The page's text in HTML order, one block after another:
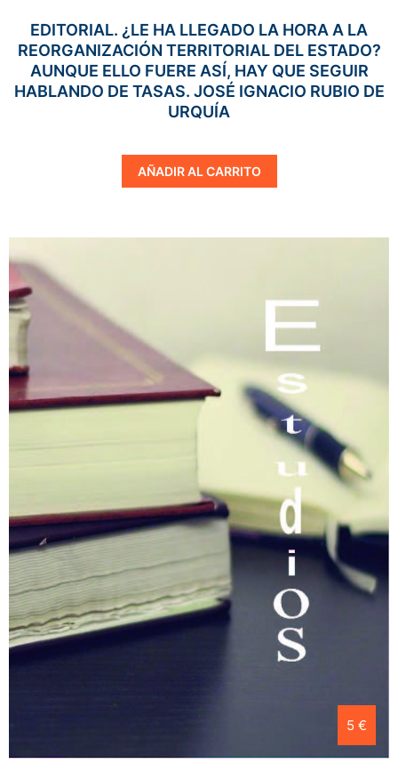
EDITORIAL. ¿LE HA LLEGADO LA HORA A LA
REORGANIZACIÓN TERRITORIAL DEL ESTADO?
AUNQUE ELLO FUERE ASÍ, HAY QUE SEGUIR
HABLANDO DE TASAS. JOSÉ IGNACIO RUBIO DE
URQUÍA
AÑADIR AL CARRITO
5 €